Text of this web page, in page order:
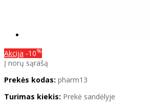
Akcija -10%
Į norų sąrašą
Prekės kodas: pharm13
Turimas kiekis: Prekė sandėlyje